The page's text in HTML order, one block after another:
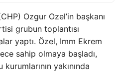
Ozgur Ozel’in başkanı
grubun toplantısı
yaptı. Özel, Imm Ekrem
sahip olmaya başladı,
yakınında